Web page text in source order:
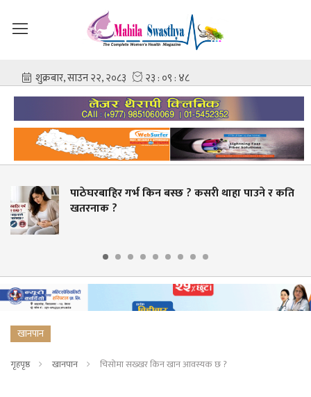
गर्भ किन बस्छ ? कसरी थाहा पाउने र कति
?
खानपान
गृहपृष्ठ खानपान चिसोमा सख्खर किन खान आवस्यक छ ?